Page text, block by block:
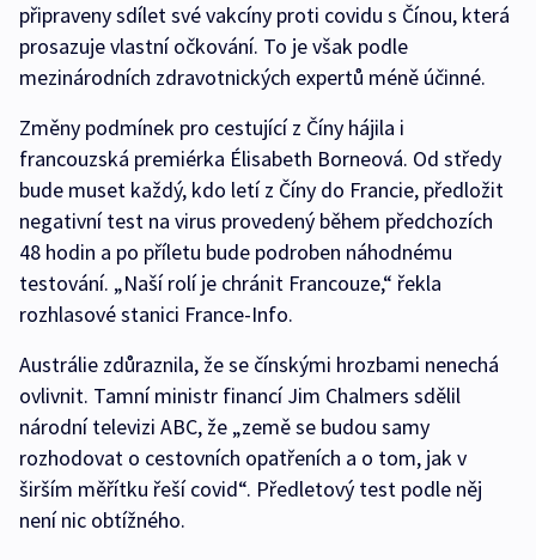
připraveny sdílet své vakcíny proti covidu s Čínou, která
prosazuje vlastní očkování. To je však podle
mezinárodních zdravotnických expertů méně účinné.
Změny podmínek pro cestující z Číny hájila i
francouzská premiérka Élisabeth Borneová. Od středy
bude muset každý, kdo letí z Číny do Francie, předložit
negativní test na virus provedený během předchozích
48 hodin a po příletu bude podroben náhodnému
testování. „Naší rolí je chránit Francouze,“ řekla
rozhlasové stanici France-Info.
Austrálie zdůraznila, že se čínskými hrozbami nenechá
ovlivnit. Tamní ministr financí Jim Chalmers sdělil
národní televizi ABC, že „země se budou samy
rozhodovat o cestovních opatřeních a o tom, jak v
širším měřítku řeší covid“. Předletový test podle něj
není nic obtížného.